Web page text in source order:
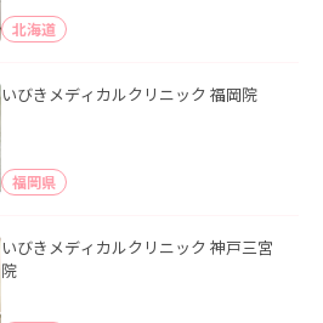
北海道
いびきメディカルクリニック 福岡院
福岡県
いびきメディカルクリニック 神戸三宮
院